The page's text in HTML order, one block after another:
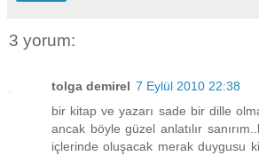
3 yorum:
tolga demirel 7 Eylül 2010 22:38
bir kitap ve yazarı sade bir dille
ancak böyle güzel anlatılır
içlerinde oluşacak merak duygusu